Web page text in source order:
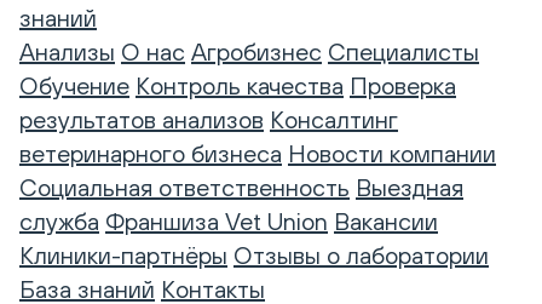
знаний
Анализы О нас Агробизнес Специалисты
Обучение Контроль качества Проверка
результатов анализов Консалтинг
ветеринарного бизнеса Новости компании
Социальная ответственность Выездная
служба Франшиза Vet Union Вакансии
Клиники-партнёры Отзывы о лаборатории
База знаний Контакты